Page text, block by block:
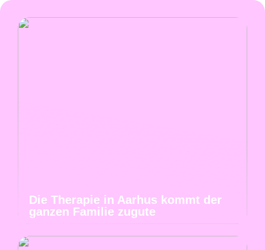
Die Therapie in Aarhus kommt der
ganzen Familie zugute